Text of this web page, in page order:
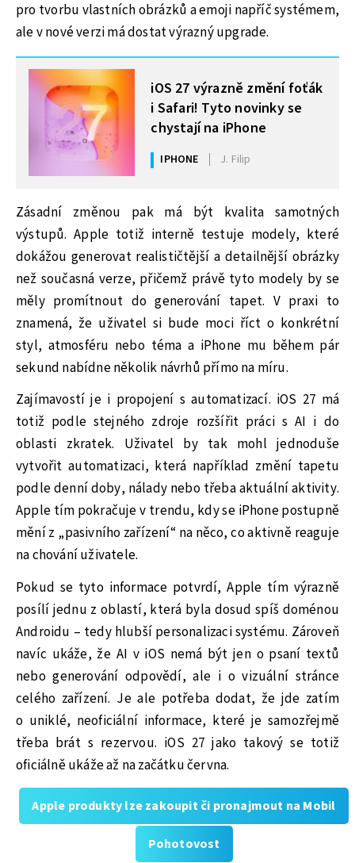
pro tvorbu vlastních obrázků a emoji napříč systémem,
ale v nové verzi má dostat výrazný upgrade.
MOHLO BY VÁS ZAJÍMAT
iOS 27 výrazně změní foťák
i Safari! Tyto novinky se
chystají na iPhone
IPHONE J. Filip
Zásadní změnou pak má být kvalita samotných
výstupů. Apple totiž interně testuje modely, které
dokážou generovat realističtější a detailnější obrázky
než současná verze, přičemž právě tyto modely by se
měly promítnout do generování tapet. V praxi to
znamená, že uživatel si bude moci říct o konkrétní
styl, atmosféru nebo téma a iPhone mu během pár
sekund nabídne několik návrhů přímo na míru.
Zajímavostí je i propojení s automatizací. iOS 27 má
totiž podle stejného zdroje rozšířit práci s AI i do
oblasti zkratek. Uživatel by tak mohl jednoduše
vytvořit automatizaci, která například změní tapetu
podle denní doby, nálady nebo třeba aktuální aktivity.
Apple tím pokračuje v trendu, kdy se iPhone postupně
mění z „pasivního zařízení“ na něco, co aktivně reaguje
na chování uživatele.
Pokud se tyto informace potvrdí, Apple tím výrazně
posílí jednu z oblastí, která byla dosud spíš doménou
Androidu – tedy hlubší personalizaci systému. Zároveň
navíc ukáže, že AI v iOS nemá být jen o psaní textů
nebo generování odpovědí, ale i o vizuální stránce
celého zařízení. Je ale potřeba dodat, že jde zatím
o uniklé, neoficiální informace, které je samozřejmě
třeba brát s rezervou. iOS 27 jako takový se totiž
oficiálně ukáže až na začátku června.
Apple produkty lze zakoupit či pronajmout na Mobil
Pohotovost